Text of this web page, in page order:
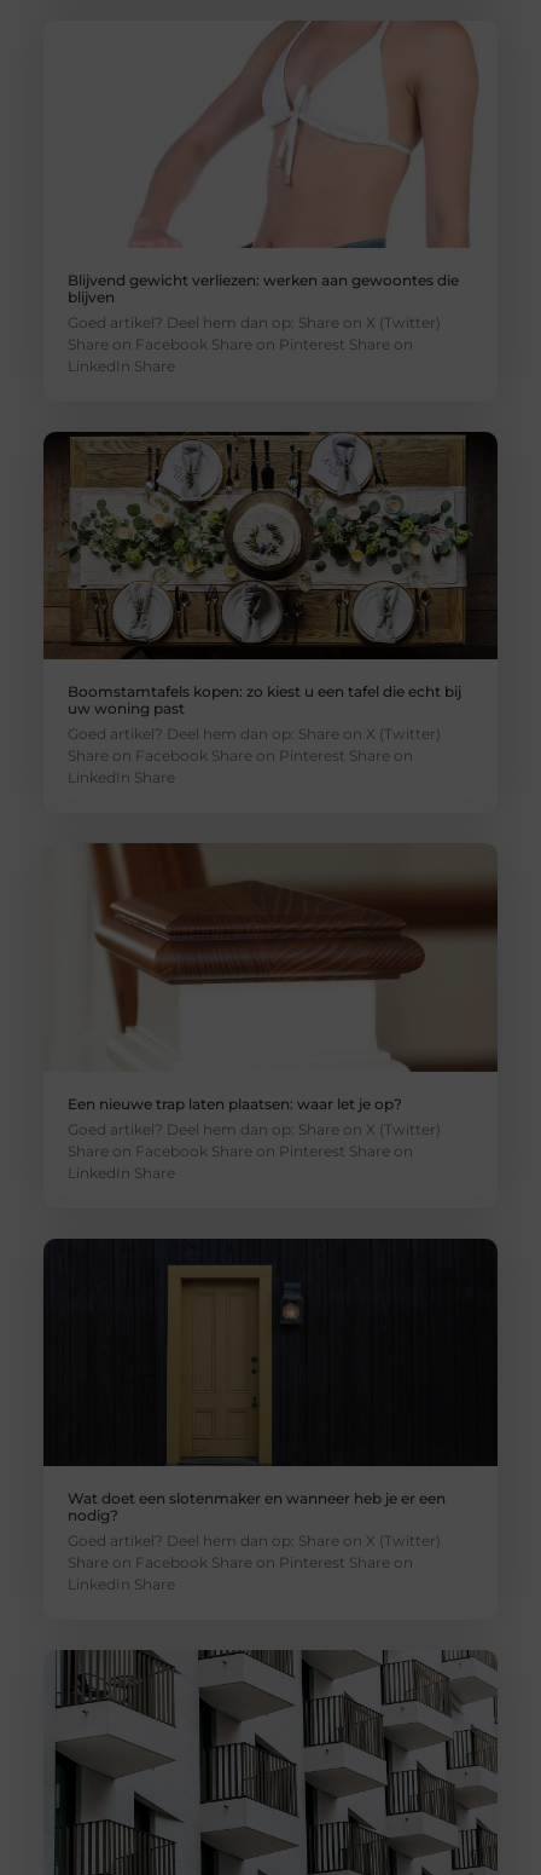
Blijvend gewicht verliezen: werken aan gewoontes die
blijven
Goed artikel? Deel hem dan op: Share on X (Twitter)
Share on Facebook Share on Pinterest Share on
LinkedIn Share
Boomstamtafels kopen: zo kiest u een tafel die echt bij
uw woning past
Goed artikel? Deel hem dan op: Share on X (Twitter)
Share on Facebook Share on Pinterest Share on
LinkedIn Share
Een nieuwe trap laten plaatsen: waar let je op?
Goed artikel? Deel hem dan op: Share on X (Twitter)
Share on Facebook Share on Pinterest Share on
LinkedIn Share
Wat doet een slotenmaker en wanneer heb je er een
nodig?
Goed artikel? Deel hem dan op: Share on X (Twitter)
Share on Facebook Share on Pinterest Share on
LinkedIn Share